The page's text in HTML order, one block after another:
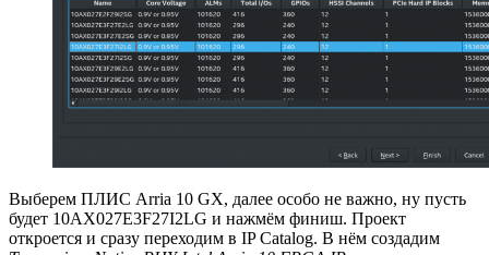
Выберем ПЛИС Arria 10 GX, далее особо не важно, ну пусть
будет 10AX027E3F27I2LG и нажмём финиш. Проект
откроется и сразу переходим в IP Catalog. В нём создадим